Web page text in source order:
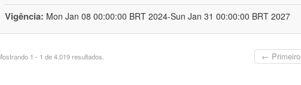
Vigência: Mon Jan 08 00:00:00 BRT 2024-Sun Jan 31 00:00:00 BRT 2027
1 - 1 de 4.019 resultados. ← Primeiro